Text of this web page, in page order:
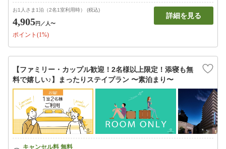
お1人さま1泊（2名1室利用時） (税込)
4,905円 ／人〜
ポイント(1%)
詳細を見る
【ファミリー・カップル歓迎！2名様以上限定！添寝も無
料で嬉しい♪】まったりステイプラン 〜素泊まり〜